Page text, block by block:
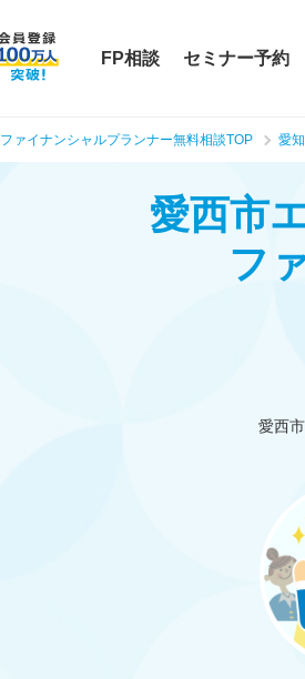
FP相談 セミナー予約
ファイナンシャルプランナー無料相談TOP 愛
愛西市
フ
愛西